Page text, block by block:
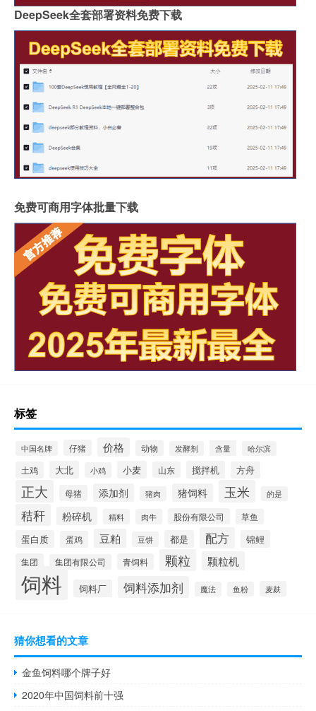
DeepSeek全套部署资料免费下载
免费可商用字体批量下载
标签
中国名牌 仔猪 价格 动物 发酵剂 含量 哈尔滨
土鸡 大北 小鸡 小麦 山东 搅拌机 方舟
正大 母猪 添加剂 猪肉 猪饲料 玉米 的是
秸秆 粉碎机 精料 肉牛 股份有限公司 草鱼
蛋白质 蛋鸡 豆粕 豆饼 都是 配方 锦鲤
集团 集团有限公司 青饲料 颗粒 颗粒机
饲料 饲料厂 饲料添加剂 魔法 鱼粉 麦麸
猜你想看的文章
金鱼饲料哪个牌子好
2020年中国饲料前十强